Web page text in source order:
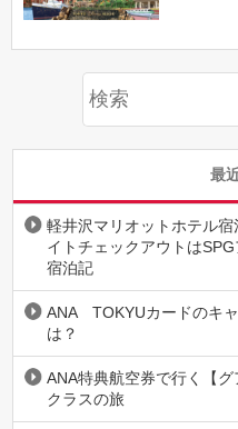
最
軽井沢マリオットホテル
イトチェックアウトは
宿泊記
ANA TOKYUカードのキ
は？
ANA特典航空券で行く【
クラスの旅